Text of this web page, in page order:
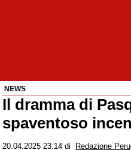
NEWS
Il dramma di
spaventoso
20.04.2025 23:14 di
Redazione